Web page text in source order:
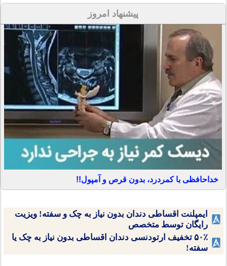
پیشنهاد امروز
خداحافظی با کمردرد، بدون قرص و آمپول!!
ایمپلنت اقساطی دندان بدون نیاز به چک و سفته! ویزیت
رایگان توسط متخصص
۵۰٪ تخفیف ارتودنسی دندان اقساطی بدون نیاز به چک یا
سفته!